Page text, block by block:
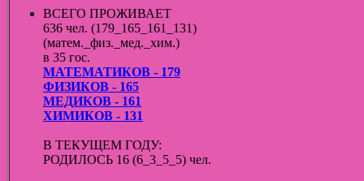
ВСЕГО ПРОЖИВАЕТ
636 чел. (179_165_161_131)
(матем._физ._мед._хим.)
в 35 гос.
МАТЕМАТИКОВ - 179
ФИЗИКОВ - 165
МЕДИКОВ - 161
ХИМИКОВ - 131
В ТЕКУЩЕМ ГОДУ:
РОДИЛОСЬ 16 (6_3_5_5) чел.